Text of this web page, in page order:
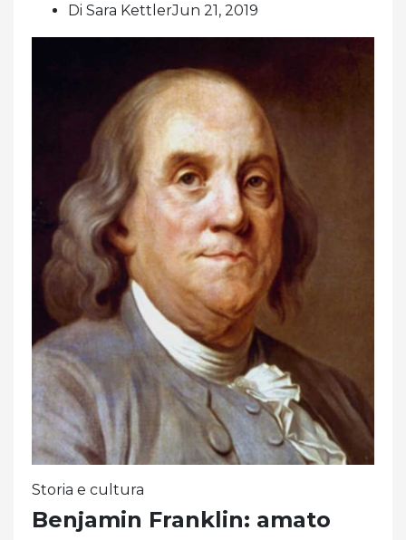
Di Sara KettlerJun 21, 2019
Storia e cultura
Benjamin Franklin: amato